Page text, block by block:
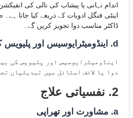
اندام نہانی یا پیشاب کی نالی کی
اینٹی فنگل ادویات کے ذریعے کیا جاتا
ڈاکٹر مناسب دوا تجویز کریں گے۔
d. اینڈومیٹرایوسیس اور پلیویس کی بیماری کا علاج
اینڈومیٹرایوسیس اور پلیویس کی
دوا یا لائف اسٹائل میں تبدیلیاں
2. نفسیاتی علاج
a. مشاورت اور تھراپی